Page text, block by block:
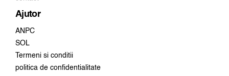
Ajutor
ANPC
SOL
Termeni si conditii
politica de confidentialitate